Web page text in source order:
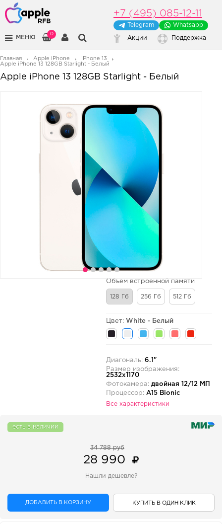
МЕНЮ
0
+7 (495) 085-12-11
Telegram Whatsapp
Акции Поддержка
Главная Apple iPhone
iPhone 13
Apple iPhone 13 128GB Starlight - Белый
Apple iPhone 13 128GB Starlight - Белый
Объем встроенной памяти
128 Гб 256 Гб 512 Гб
Цвет: White - Белый
Диагональ: 6.1"
Размер изображения:
2532x1170
Фотокамера: двойная 12/12 МП
Процессор: A15 Bionic
Все характеристики
есть в наличии
34 788 руб
28 990
Нашли дешевле?
ДОБАВИТЬ В КОРЗИНУ КУПИТЬ В ОДИН КЛИК